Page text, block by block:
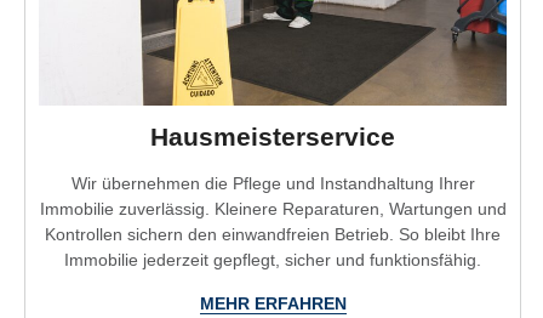
Hausmeisterservice
Wir übernehmen die Pflege und Instandhaltung Ihrer
Immobilie zuverlässig. Kleinere Reparaturen, Wartungen und
Kontrollen sichern den einwandfreien Betrieb. So bleibt Ihre
Immobilie jederzeit gepflegt, sicher und funktionsfähig.
MEHR ERFAHREN